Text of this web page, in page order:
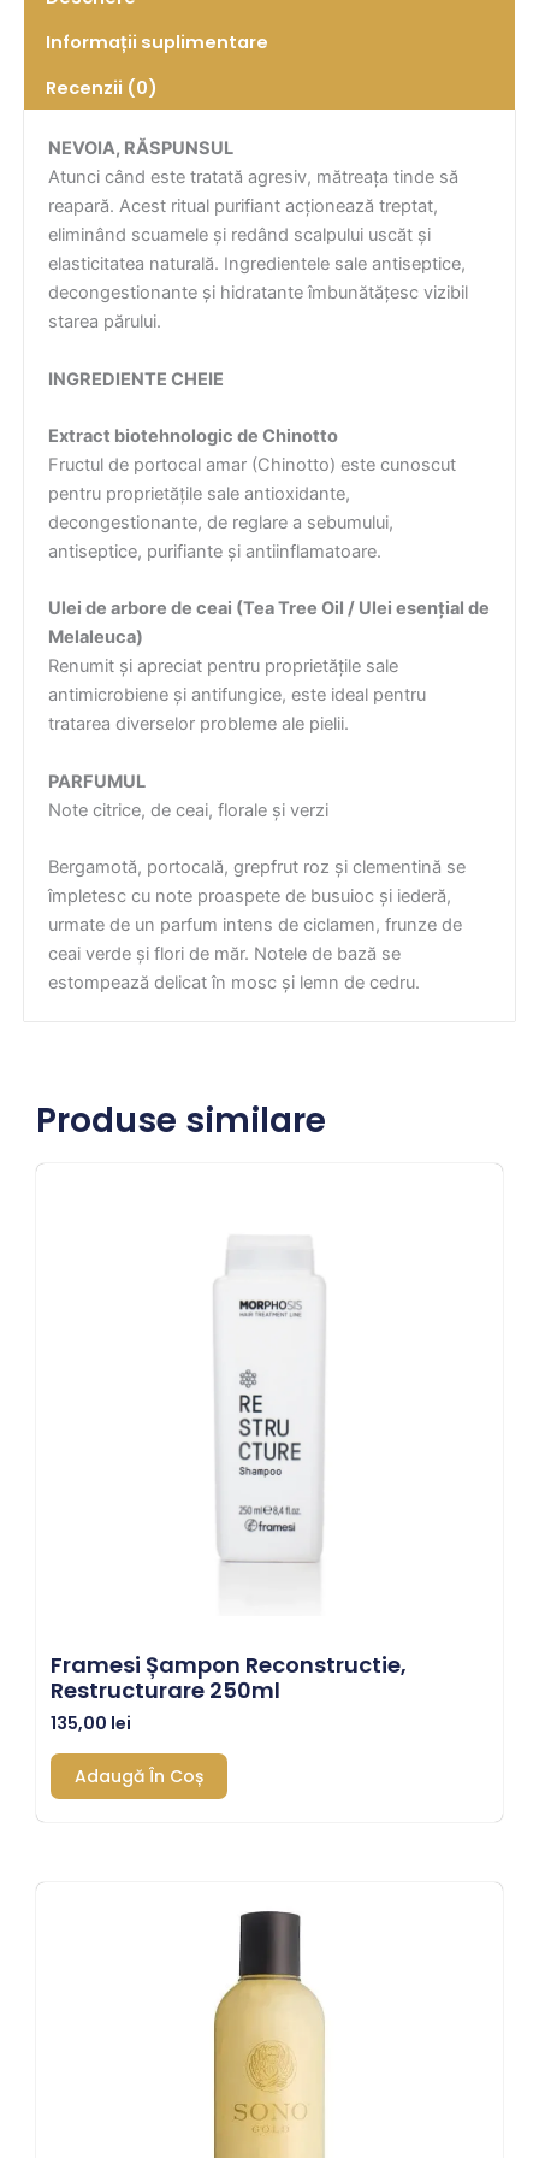
Informații suplimentare
Recenzii (0)
NEVOIA, RĂSPUNSUL
Atunci când este tratată agresiv, mătreața tinde să
reapară. Acest ritual purifiant acționează treptat,
eliminând scuamele și redând scalpului uscăt și
elasticitatea naturală. Ingredientele sale antiseptice,
decongestionante și hidratante îmbunătățesc vizibil
starea părului.
INGREDIENTE CHEIE
Extract biotehnologic de Chinotto
Fructul de portocal amar (Chinotto) este cunoscut
pentru proprietățile sale antioxidante,
decongestionante, de reglare a sebumului,
antiseptice, purifiante și antiinflamatoare.
Ulei de arbore de ceai (Tea Tree Oil / Ulei esențial de
Melaleuca)
Renumit și apreciat pentru proprietățile sale
antimicrobiene și antifungice, este ideal pentru
tratarea diverselor probleme ale pielii.
PARFUMUL
Note citrice, de ceai, florale și verzi
Bergamotă, portocală, grepfrut roz și clementină se
împletesc cu note proaspete de busuioc și iederă,
urmate de un parfum intens de ciclamen, frunze de
ceai verde și flori de măr. Notele de bază se
estompează delicat în mosc și lemn de cedru.
Produse similare
Framesi Șampon Reconstructie,
Restructurare 250ml
135,00 lei
Adaugă În Coș